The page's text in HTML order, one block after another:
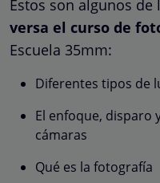
Estos son algunos de
versa el curso de
Escuela 35mm:
Diferentes tipos de
El enfoque, disparo
cámaras
Qué es la fotografía